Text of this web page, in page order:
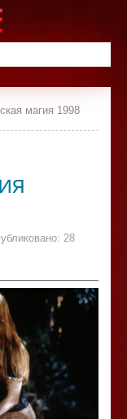
магия 1998
28